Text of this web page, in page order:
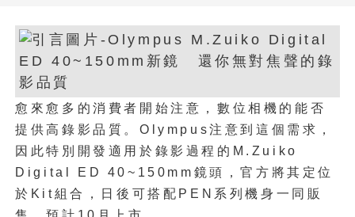
愈來愈多的消費者開始注意，數位相機的能否
提供高錄影品質。Olympus注意到這個需求，
因此特別開發適用於錄影過程的M.Zuiko
Digital ED 40~150mm鏡頭，官方將其定位
於Kit組合，日後可搭配PEN系列機身一同販